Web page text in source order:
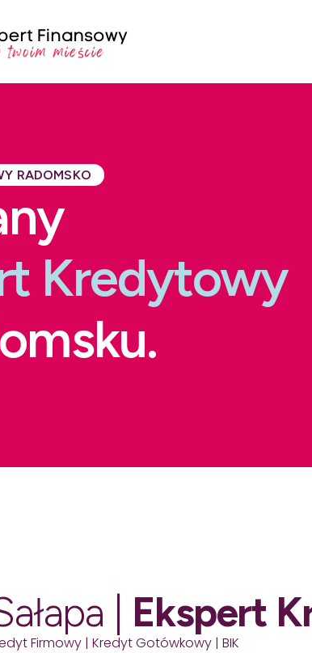
RADOMSKO
Kredytowy
| Ekspert
Firmowy | Kredyt Gotówkowy | BIK